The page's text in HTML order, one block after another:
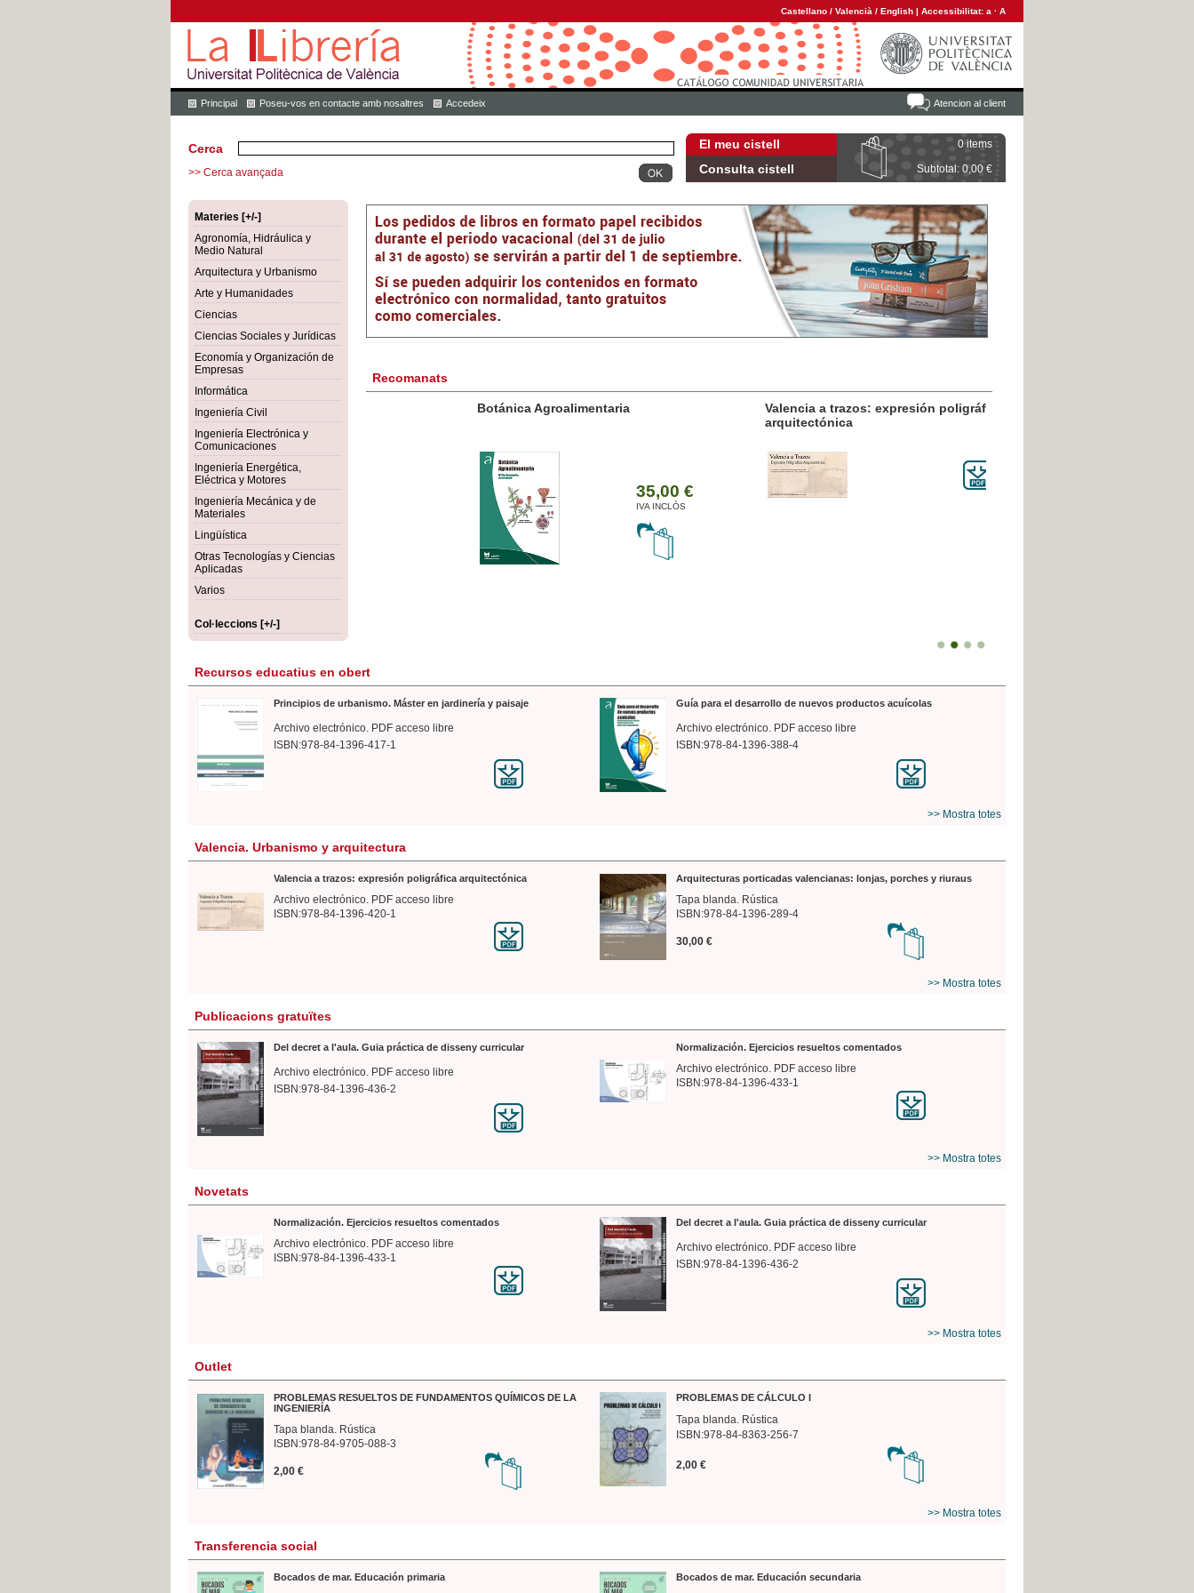
Castellano / Valencià / English | Accessibilitat: a · A
Atencion al client
Principal Poseu-vos en contacte amb nosaltres Accedeix
El meu cistell 0 items
Consulta cistell Subtotal: 0,00 €
Cerca
>> Cerca avançada
Materies [+/-]
Agronomía, Hidráulica y
Medio Natural
Arquitectura y Urbanismo
Arte y Humanidades
Ciencias
Ciencias Sociales y Jurídicas
Economía y Organización de
Empresas
Informática
Ingeniería Civil
Ingeniería Electrónica y
Comunicaciones
Ingeniería Energética,
Eléctrica y Motores
Ingeniería Mecánica y de
Materiales
Lingüística
Otras Tecnologías y Ciencias
Aplicadas
Varios
Col·leccions [+/-]
Recomanats
Botánica Agroalimentaria
35,00 €
IVA INCLÒS
Valencia a trazos: expresión poligráfica
Recursos educatius en obert
Principios de urbanismo. Máster en jardinería y paisaje
Archivo electrónico. PDF acceso libre
ISBN:978-84-1396-417-1
Guía para el desarrollo de nuevos productos acuícolas
Archivo electrónico. PDF acceso libre
ISBN:978-84-1396-388-4
>> Mostra totes
Valencia. Urbanismo y arquitectura
Valencia a trazos: expresión poligráfica arquitectónica
Archivo electrónico. PDF acceso libre
ISBN:978-84-1396-420-1
Arquitecturas porticadas valencianas: lonjas, porches y riuraus
Tapa blanda. Rústica
ISBN:978-84-1396-289-4
30,00 €
>> Mostra totes
Publicacions gratuïtes
Del decret a l'aula. Guia práctica de disseny curricular
Archivo electrónico. PDF acceso libre
ISBN:978-84-1396-436-2
Normalización. Ejercicios resueltos comentados
Archivo electrónico. PDF acceso libre
ISBN:978-84-1396-433-1
>> Mostra totes
Novetats
Normalización. Ejercicios resueltos comentados
Archivo electrónico. PDF acceso libre
ISBN:978-84-1396-433-1
Del decret a l'aula. Guia práctica de disseny curricular
Archivo electrónico. PDF acceso libre
ISBN:978-84-1396-436-2
>> Mostra totes
Outlet
PROBLEMAS RESUELTOS DE FUNDAMENTOS QUÍMICOS DE LA
INGENIERÍA
Tapa blanda. Rústica
ISBN:978-84-9705-088-3
2,00 €
PROBLEMAS DE CÁLCULO I
Tapa blanda. Rústica
ISBN:978-84-8363-256-7
2,00 €
>> Mostra totes
Transferencia social
Bocados de mar. Educación primaria Bocados de mar. Educación secundaria